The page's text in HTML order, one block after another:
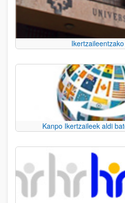
Kanpo Ikertzaileek aldi